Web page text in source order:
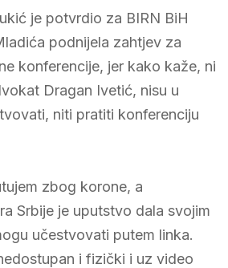
je potvrdio za BIRN BiH
podnijela zahtjev za
konferencije, jer kako kaže, ni
Dragan Ivetić, nisu u
niti pratiti konferenciju
zbog korone, a
Srbije je uputstvo dala svojim
učestvovati putem linka.
i fizički i uz video